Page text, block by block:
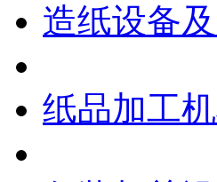
造纸设备
纸品加工